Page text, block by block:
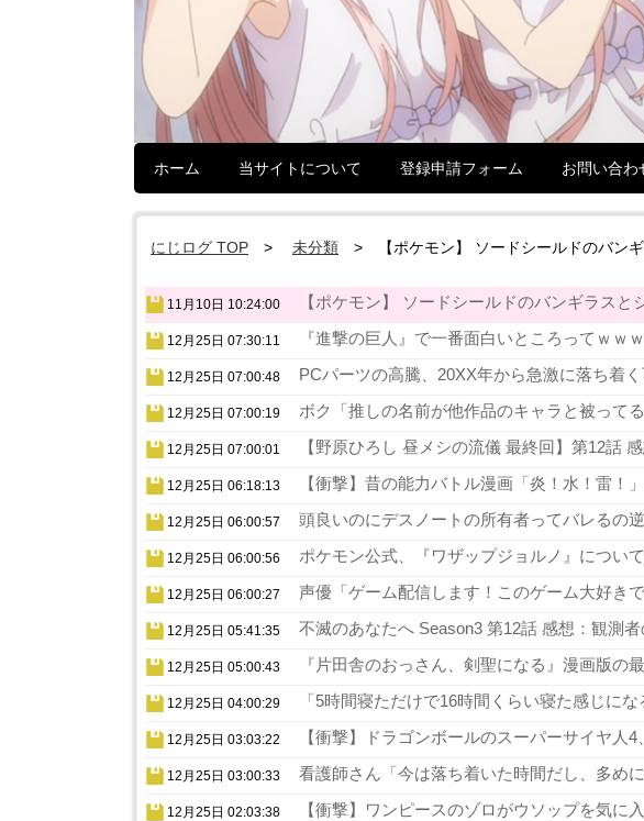
ホーム 当サイトについて 登録申請フォーム お問い合わ
にじログ TOP 未分類 【ポケモン】 ソードシールドのバン
11月10日 10:24:00 【ポケモン】 ソードシールドのバンギラス
12月25日 07:30:11 『進撃の巨人』で一番面白いところってｗｗ
12月25日 07:00:48 PCパーツの高騰、20XX年から急激に落ち着
12月25日 07:00:19 ボク「推しの名前が他作品のキャラと被っ
12月25日 07:00:01 【野原ひろし 昼メシの流儀 最終回】第12話
12月25日 06:18:13 【衝撃】昔の能力バトル漫画「炎！水！雷！
12月25日 06:00:57 頭良いのにデスノートの所有者ってバレるの
12月25日 06:00:56 ポケモン公式、『ワザップジョルノ』につい
12月25日 06:00:27 声優「ゲーム配信します！このゲーム大好き
12月25日 05:41:35 不滅のあなたへ Season3 第12話 感想：観測
12月25日 05:00:43 『片田舎のおっさん、剣聖になる』漫画版の
12月25日 04:00:29 「5時間寝ただけで16時間くらい寝た感じに
12月25日 03:03:22 【衝撃】ドラゴンボールのスーパーサイヤ人
12月25日 03:00:33 看護師さん「今は落ち着いた時間だし、多め
12月25日 02:03:38 【衝撃】ワンピースのゾロがウソップを気に